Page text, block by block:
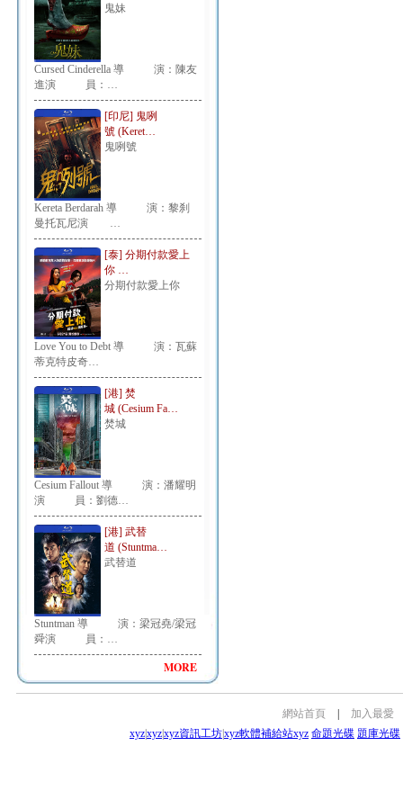
鬼妹
Cursed Cinderella 導 演：陳友
進演 員：…
[印尼] 鬼咧
號 (Keret…
鬼咧號
Kereta Berdarah 導 演：黎刹
曼托瓦尼演 …
[泰] 分期付款愛上
你 …
分期付款愛上你
Love You to Debt 導 演：瓦蘇
蒂克特皮奇…
[港] 焚
城 (Cesium Fa…
焚城
Cesium Fallout 導 演：潘耀明
演 員：劉德…
[港] 武替
道 (Stuntma…
武替道
Stuntman 導 演：梁冠堯/梁冠
舜演 員：…
MORE
網站首頁
加入最愛
xyzxyzxyz資訊工坊xyz軟體補給站xyz 命題光碟 題庫光碟